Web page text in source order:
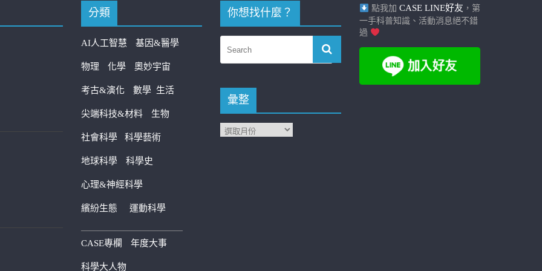
分類
AI人工智慧 基因&醫學
物理 化學 奧妙宇宙
考古&演化 數學 生活
尖端科技&材料 生物
社會科學 科學藝術
地球科學 科學史
心理&神經科學
繽紛生態 運動科學
————————————
CASE專欄 年度大事
科學大人物
你想找什麼？
彙整
點我加 CASE LINE好友 ，第
一手科普知識、活動消息絕不錯
過